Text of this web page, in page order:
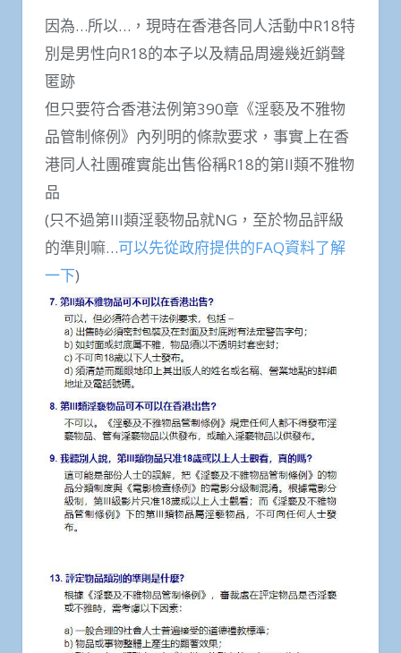
因為…所以…，現時在香港各同人活動中R18特
別是男性向R18的本子以及精品周邊幾近銷聲
匿跡
但只要符合香港法例第390章《淫褻及不雅物
品管制條例》內列明的條款要求，事實上在香
港同人社團確實能出售俗稱R18的第II類不雅物
品
(只不過第III類淫褻物品就NG，至於物品評級
的準則嘛…可以先從政府提供的FAQ資料了解
一下)